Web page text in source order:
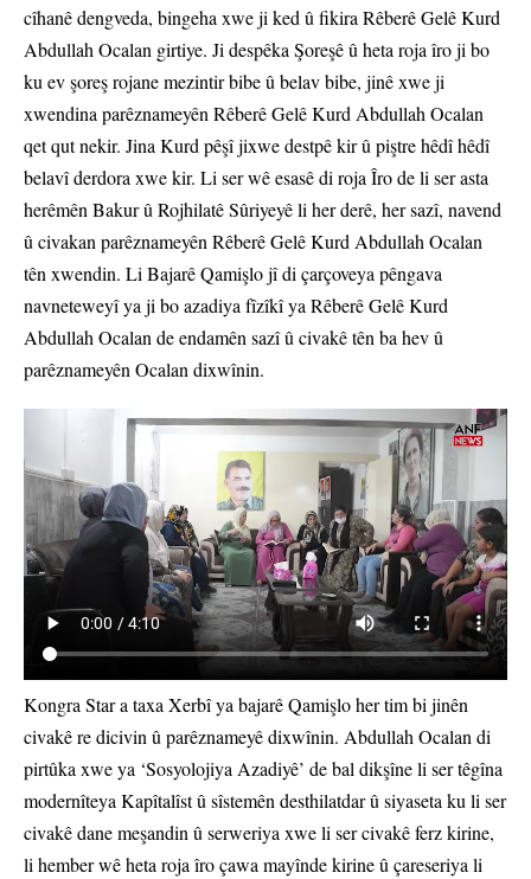
cîhanê dengveda, bingeha xwe ji ked û fikira Rêberê Gelê Kurd
Abdullah Ocalan girtiye. Ji despêka Şoreşê û heta roja îro ji bo
ku ev şoreş rojane mezintir bibe û belav bibe, jinê xwe ji
xwendina parêznameyên Rêberê Gelê Kurd Abdullah Ocalan
qet qut nekir. Jina Kurd pêşî jixwe destpê kir û piştre hêdî hêdî
belavî derdora xwe kir. Li ser wê esasê di roja Îro de li ser asta
herêmên Bakur û Rojhilatê Sûriyeyê li her derê, her sazî, navend
û civakan parêznameyên Rêberê Gelê Kurd Abdullah Ocalan
tên xwendin. Li Bajarê Qamişlo jî di çarçoveya pêngava
navneteweyî ya ji bo azadiya fîzîkî ya Rêberê Gelê Kurd
Abdullah Ocalan de endamên sazî û civakê tên ba hev û
parêznameyên Ocalan dixwînin.
Kongra Star a taxa Xerbî ya bajarê Qamişlo her tim bi jinên
civakê re dicivin û parêznameyê dixwînin. Abdullah Ocalan di
pirtûka xwe ya ‘Sosyolojiya Azadiyê’ de bal dikşîne li ser têgîna
modernîteya Kapîtalîst û sîstemên desthilatdar û siyaseta ku li ser
civakê dane meşandin û serweriya xwe li ser civakê ferz kirine,
li hember wê heta roja îro çawa mayînde kirine û çareseriya li